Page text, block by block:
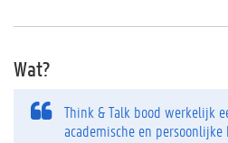
Wat?
Think & Talk bood werkelijk
academische en